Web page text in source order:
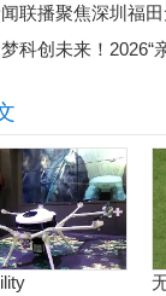
联播聚焦深圳福